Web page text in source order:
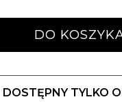
DO
DOSTĘPNY TYLKO